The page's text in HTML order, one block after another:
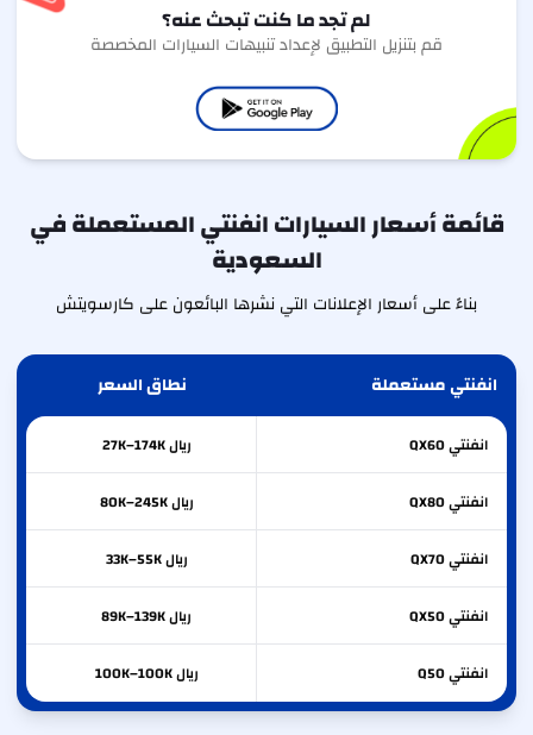
لم تجد ما كنت تبحث عنه؟
قم بتنزيل التطبيق لإعداد تنبيهات السيارات المخصصة
قائمة أسعار السيارات انفنتي المستعملة في
السعودية
بناءً على أسعار الإعلانات التي نشرها البائعون على كارسويتش
انفنتي مستعملة نطاق السعر
انفنتيQX60 ريال 27K–174K
انفنتيQX80 ريال 80K–245K
انفنتيQX70 ريال 33K–55K
انفنتيQX50 ريال 89K–139K
انفنتيQ50 ريال 100K–100K